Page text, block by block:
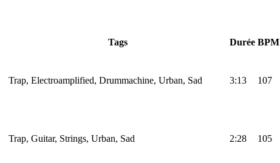
Tags Durée BPM
Trap, Electroamplified, Drummachine, Urban, Sad 3:13 107
Trap, Guitar, Strings, Urban, Sad 2:28 105